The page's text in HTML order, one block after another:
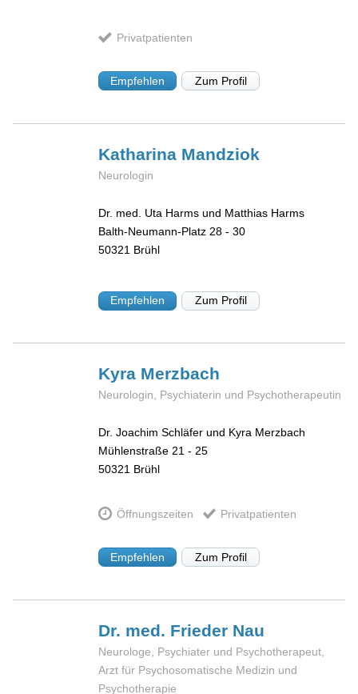
Privatpatienten
Empfehlen Zum Profil
Katharina Mandziok
Neurologin
Dr. med. Uta Harms und Matthias Harms
Balth-Neumann-Platz 28 - 30
50321 Brühl
Empfehlen Zum Profil
Kyra Merzbach
Neurologin, Psychiaterin und Psychotherapeutin
Dr. Joachim Schläfer und Kyra Merzbach
Mühlenstraße 21 - 25
50321 Brühl
Öffnungszeiten Privatpatienten
Empfehlen Zum Profil
Dr. med. Frieder Nau
Neurologe, Psychiater und Psychotherapeut,
Arzt für Psychosomatische Medizin und
Psychotherapie